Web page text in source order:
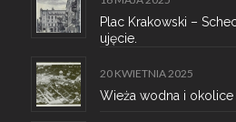
Plac Krakowski –
ujęcie.
20 KWIETNIA 2025
Wieża wodna i